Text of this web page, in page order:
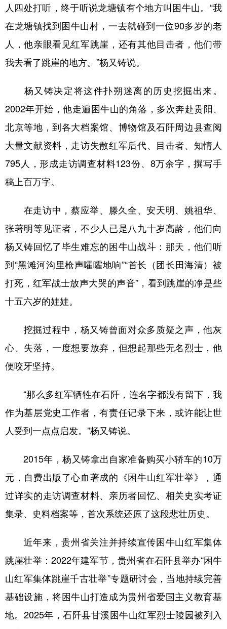
人四处打听，终于听说龙塘镇有个地方叫困牛山。“我
在龙塘镇找到困牛山村，一去就碰到一位90多岁的老
人，他亲眼看见红军跳崖，还有其他目击者，他们带
我去看了跳崖的地方。”杨又铸说。
杨又铸决定将这件扑朔迷离的历史挖掘出来。
2002年开始，他走遍困牛山的角落，多次奔赴贵阳、
北京等地，到各大档案馆、博物馆及石阡周边县查阅
大量文献资料，走访失散红军后代、目击者、知情人
795人，形成走访调查材料123份、8万余字，撰写手
稿上百万字。
在走访中，蔡应举、滕久全、安天明、姚祖华、
张著明等见证者，不少人已是八九十岁高龄，他们向
杨又铸回忆了毕生难忘的困牛山战斗：那天，他们听
到“黑滩河沟里枪声嚯嚯地响”“首长（团长田海清）被
打死，红军战士放声大哭的声音”，看到跳崖的净是些
十五六岁的娃娃。
挖掘过程中，杨又铸曾面对众多质疑之声，他灰
心、失落，一度想要放弃，但想起那些无名烈士，他
便咬牙坚持。
“那么多红军牺牲在石阡，连名字都没有留下，我
作为基层党史工作者，有责任记录下来，或许能让世
人受到一点点启发。”杨又铸说。
2015年，杨又铸拿出自家准备购买小轿车的10万
元，自费出版了心血著成的《困牛山红军壮举》，通
过详实的走访调查材料、亲历者回忆、相关史实考证
集录、史料档案等，首次系统还原了这段悲壮历史。
近年来，贵州省关注并持续宣传困牛山红军集体
跳崖壮举：2022年建军节，贵州省在石阡县举办“困牛
山红军集体跳崖千古壮举”专题研讨会，当地持续完善
基础设施，将困牛山打造成为贵州省爱国主义教育基
地。2025年，石阡县甘溪困牛山红军烈士陵园被列入